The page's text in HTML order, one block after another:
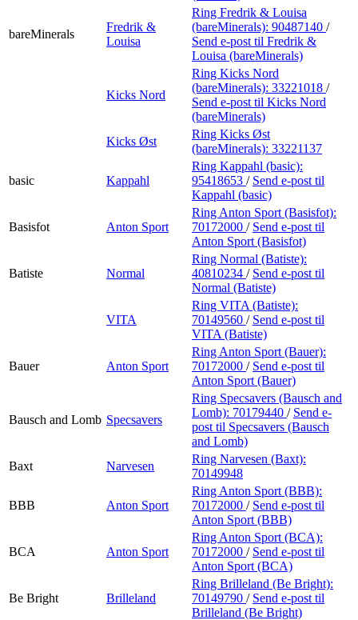
bareMinerals
Fredrik &
Louisa
Ring Fredrik & Louisa
(bareMinerals): 90487140 /
Send e-post til Fredrik &
Louisa (bareMinerals)
Kicks Nord
Ring Kicks Nord
(bareMinerals): 33221018 /
Send e-post til Kicks Nord
(bareMinerals)
Kicks Øst
Ring Kicks Øst
(bareMinerals): 33221137
basic Kappahl
Ring Kappahl (basic):
95418653 / Send e-post til
Kappahl (basic)
Basisfot Anton Sport
Ring Anton Sport (Basisfot):
70172000 / Send e-post til
Anton Sport (Basisfot)
Batiste Normal
Ring Normal (Batiste):
40810234 / Send e-post til
Normal (Batiste)
VITA
Ring VITA (Batiste):
70149560 / Send e-post til
VITA (Batiste)
Bauer Anton Sport
Ring Anton Sport (Bauer):
70172000 / Send e-post til
Anton Sport (Bauer)
Bausch and Lomb Specsavers
Ring Specsavers (Bausch and
Lomb): 70179440 / Send e-
post til Specsavers (Bausch
and Lomb)
Baxt
Narvesen
Ring Narvesen (Baxt):
70149948
BBB Anton Sport
Ring Anton Sport (BBB):
70172000 / Send e-post til
Anton Sport (BBB)
BCA Anton Sport
Ring Anton Sport (BCA):
70172000 / Send e-post til
Anton Sport (BCA)
Be Bright Brilleland
Ring Brilleland (Be Bright):
70149790 / Send e-post til
Brilleland (Be Bright)